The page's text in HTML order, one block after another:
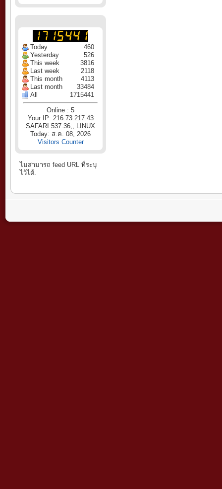
Today
460
Yesterday
526
This week
3816
Last week
2118
This month
4113
Last month
33484
All
1715441
Online : 5
Your IP: 216.73.217.43
SAFARI 537.36;, LINUX
Today: ส.ค. 08, 2026
Visitors Counter
ไม่สามารถ feed URL ที่ระบุ
ไว้ได้.